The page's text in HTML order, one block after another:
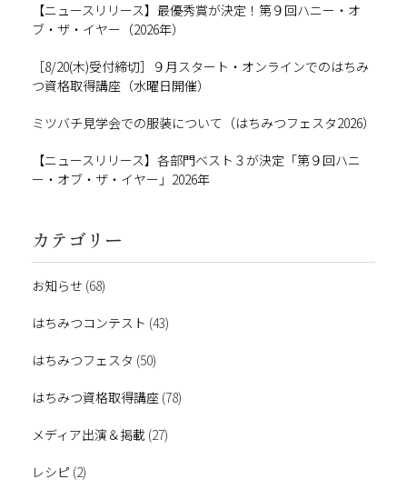
【ニュースリリース】最優秀賞が決定！第９回ハニー・オ
ブ・ザ・イヤー（2026年）
［8/20(木)受付締切］９月スタート・オンラインでのはちみ
つ資格取得講座（水曜日開催）
ミツバチ見学会での服装について（はちみつフェスタ2026）
【ニュースリリース】各部門ベスト３が決定「第９回ハニ
ー・オブ・ザ・イヤー」2026年
カテゴリー
お知らせ (68)
はちみつコンテスト (43)
はちみつフェスタ (50)
はちみつ資格取得講座 (78)
メディア出演＆掲載 (27)
レシピ (2)